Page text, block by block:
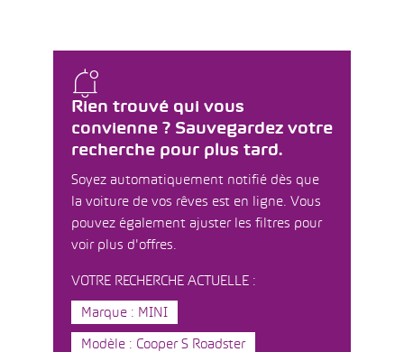
Rien trouvé qui vous
convienne ? Sauvegardez votre
recherche pour plus tard.
Soyez automatiquement notifié dès que
la voiture de vos rêves est en ligne. Vous
pouvez également ajuster les filtres pour
voir plus d'offres.
VOTRE RECHERCHE ACTUELLE :
Marque : MINI
Modèle : Cooper S Roadster